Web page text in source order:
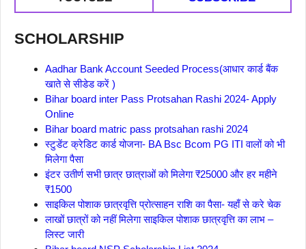
SCHOLARSHIP
Aadhar Bank Account Seeded Process(आधार कार्ड बैंक
खाते से सीडेड करें )
Bihar board inter Pass Protsahan Rashi 2024- Apply
Online
Bihar board matric pass protsahan rashi 2024
स्टुडेंट क्रेडिट कार्ड योजना- BA Bsc Bcom PG ITI वालों को भी
मिलेगा पैसा
इंटर उतीर्ण सभी छात्र छात्राओं को मिलेगा ₹25000 और हर महीने
₹1500
साइकिल पोशाक छात्रवृत्ति प्रोत्साहन राशि का पैसा- यहाँ से करे चेक
लाखों छात्रों को नहीं मिलेगा साइकिल पोशाक छात्रवृत्ति का लाभ –
लिस्ट जारी